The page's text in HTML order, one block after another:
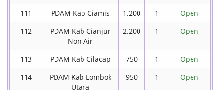
111 PDAM Kab Ciamis 1.200 1
Open
112
PDAM Kab Cianjur
Non Air
2.200 1 Open
113 PDAM Kab Cilacap 750 1
Open
114
PDAM Kab Lombok
Utara
950 1 Open